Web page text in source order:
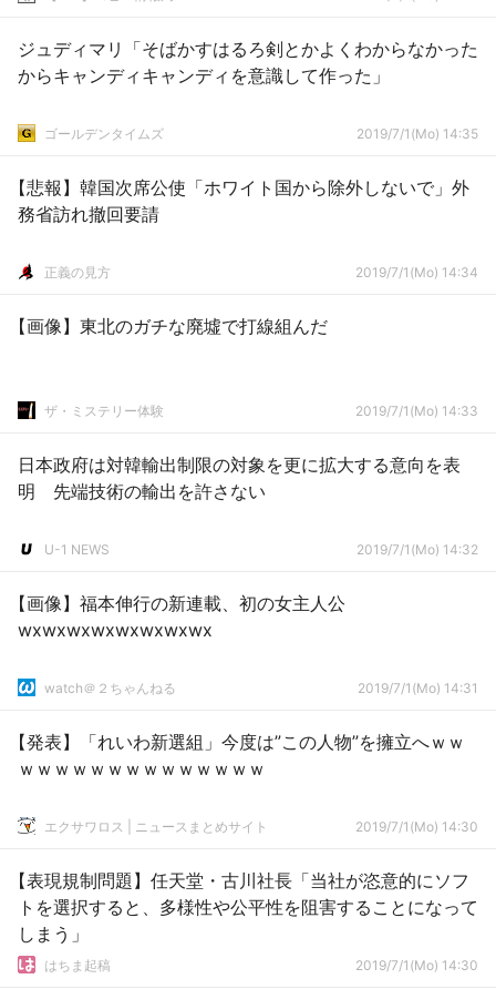
ジュディマリ「そばかすはるろ剣とかよくわからなかった
からキャンディキャンディを意識して作った」
ゴールデンタイムズ 2019/7/1(Mo) 14:35
【悲報】韓国次席公使「ホワイト国から除外しないで」外
務省訪れ撤回要請
正義の見方 2019/7/1(Mo) 14:34
【画像】東北のガチな廃墟で打線組んだ
ザ・ミステリー体験 2019/7/1(Mo) 14:33
日本政府は対韓輸出制限の対象を更に拡大する意向を表
明 先端技術の輸出を許さない
U-1 NEWS 2019/7/1(Mo) 14:32
【画像】福本伸行の新連載、初の女主人公
wxwxwxwxwxwxwxwx
watch＠２ちゃんねる 2019/7/1(Mo) 14:31
【発表】「れいわ新選組」今度は”この人物”を擁立へｗｗ
ｗｗｗｗｗｗｗｗｗｗｗｗｗｗ
エクサワロス | ニュースまとめサイト 2019/7/1(Mo) 14:30
【表現規制問題】任天堂・古川社長「当社が恣意的にソフ
トを選択すると、多様性や公平性を阻害することになって
しまう」
はちま起稿 2019/7/1(Mo) 14:30